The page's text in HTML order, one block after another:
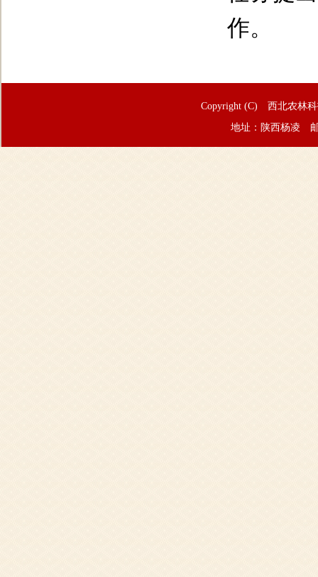
作。
Copyright (C) 西北农林
地址：陕西杨凌